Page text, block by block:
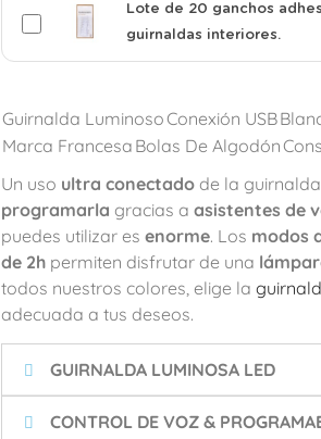
Lote de 20 ganchos
guirnaldas interiores.
Guirnalda LuminosoConexión USB
Marca Francesa Bolas De Algodón
Un uso ultra conectadode la
programarla gracias a asistentes de
puedes utilizar es enorme. Los modos
de 2hpermiten disfrutar de una
todos nuestros colores, elige la
adecuada a tus deseos.
GUIRNALDA LUMINOSA LED
CONTROL DE VOZ &